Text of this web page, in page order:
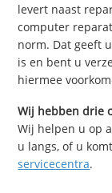
levert naast
computer
norm. Dat geeft
is en bent u
hiermee
Wij hebben drie
Wij helpen u op
u langs, of u
servicecentra.